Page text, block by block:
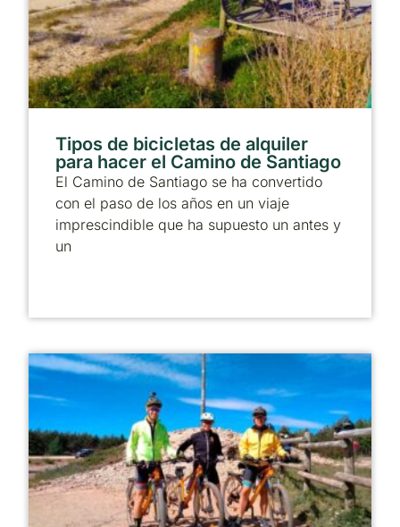
Tipos de bicicletas de alquiler
para hacer el Camino de Santiago
El Camino de Santiago se ha convertido
con el paso de los años en un viaje
imprescindible que ha supuesto un antes y
un